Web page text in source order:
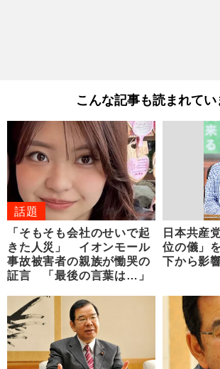
こんな記事も読まれてい
話題
「そもそも会社のせいで起
きた人災」 イオンモール
事故被害者の親族が慟哭の
証言 「最後の言葉は…」
日本共産
位の儀」
下から影